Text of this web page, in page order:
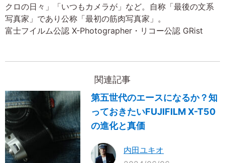
クロの日々」「いつもカメラが」など。自称「最後の文系
写真家」であり公称「最初の筋肉写真家」。
富士フイルム公認 X-Photographer・リコー公認 GRist
関連記事
第五世代のエースになるか？知
っておきたいFUJIFILM X-T50
の進化と真価
内田ユキオ